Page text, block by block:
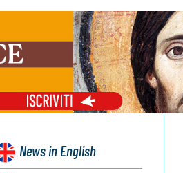
Newsin English